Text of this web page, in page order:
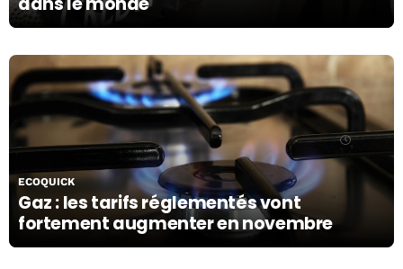
Gaz : les tarifs réglementés vont
fortement augmenter en novembre
ECOQUICK
22/10/19